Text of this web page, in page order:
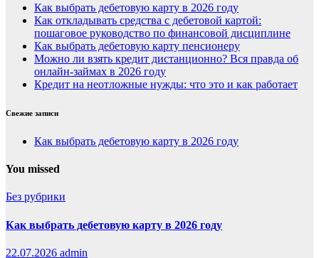
Как выбрать дебетовую карту в 2026 году
Как откладывать средства с дебетовой картой:
пошаговое руководство по финансовой дисциплине
Как выбрать дебетовую карту пенсионеру
Можно ли взять кредит дистанционно? Вся правда об
онлайн-займах в 2026 году
Кредит на неотложные нужды: что это и как работает
Свежие записи
Как выбрать дебетовую карту в 2026 году
You missed
Без рубрики
Как выбрать дебетовую карту в 2026 году
22.07.2026 admin